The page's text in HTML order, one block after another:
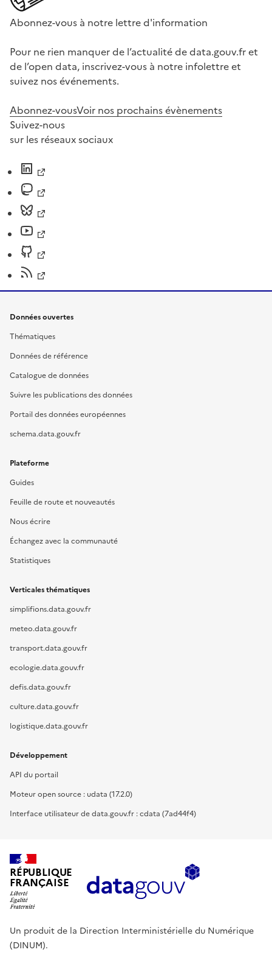
Abonnez-vous à notre lettre d'information
Pour ne rien manquer de l’actualité de data.gouv.fr et
de l’open data, inscrivez-vous à notre infolettre et
suivez nos événements.
Abonnez-vousVoir nos prochains évènements
Suivez-nous
sur les réseaux sociaux
Données ouvertes
Thématiques
Données de référence
Catalogue de données
Suivre les publications des données
Portail des données européennes
schema.data.gouv.fr
Plateforme
Guides
Feuille de route et nouveautés
Nous écrire
Échangez avec la communauté
Statistiques
Verticales thématiques
simplifions.data.gouv.fr
meteo.data.gouv.fr
transport.data.gouv.fr
ecologie.data.gouv.fr
defis.data.gouv.fr
culture.data.gouv.fr
logistique.data.gouv.fr
Développement
API du portail
Moteur open source : udata (17.2.0)
Interface utilisateur de data.gouv.fr : cdata (7ad44f4)
RÉPUBLIQUE
FRANÇAISE
Un produit de la Direction Interministérielle du Numérique
(DINUM).